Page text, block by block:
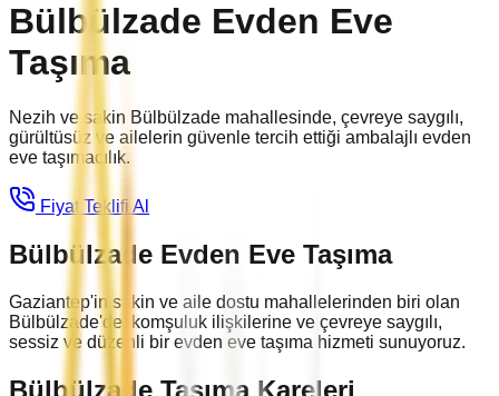
Bülbülzade Evden Eve
Taşıma
Nezih ve sakin Bülbülzade mahallesinde, çevreye saygılı,
gürültüsüz ve ailelerin güvenle tercih ettiği ambalajlı evden
eve taşımacılık.
Fiyat Teklifi Al
Bülbülzade Evden Eve Taşıma
Gaziantep'in sakin ve aile dostu mahallelerinden biri olan
Bülbülzade'de, komşuluk ilişkilerine ve çevreye saygılı,
sessiz ve düzenli bir evden eve taşıma hizmeti sunuyoruz.
Bülbülzade Taşıma Kareleri